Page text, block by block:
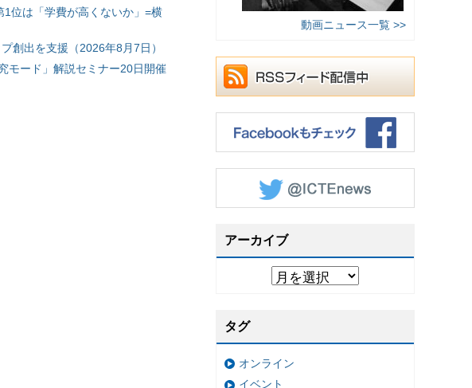
位は「学費が高くないか」=横
創出を支援（2026年8月7日）
モード」解説セミナー20日開催
動画ニュース一覧 >>
アーカイブ
タグ
オンライン
イベント